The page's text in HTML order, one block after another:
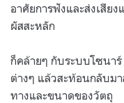
อาศัยการฟังและส่งเสีย
ผัสสะหลัก
ก็คล้ายๆ กับระบบโซนา
ต่างๆ แล้วสะท้อนกลับม
ทางและขนาดของวัตถุ